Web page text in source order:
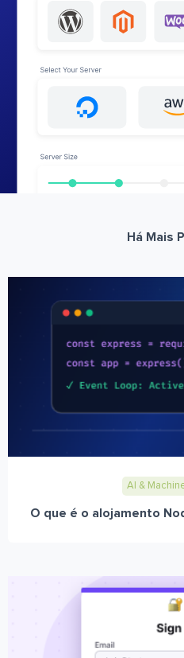
Há Mais
AI &
O que é o alojamento